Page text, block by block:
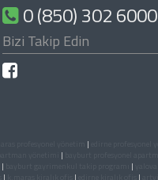
0 (850) 302 6000
Bizi Takip Edin
|
|
| |
| | |